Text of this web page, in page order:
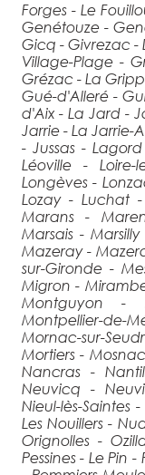
Forges - Le
Genétouze -
Gicq - Givrezac -
Village-Plage -
Grézac - La
Gué-d'Alleré -
d'Aix - La Jard -
Jarrie - La Jarrie-
- Jussas -
Léoville - Loire-
Longèves -
Lozay - Luchat
Marans -
Marsais -
Mazeray -
sur-Gironde -
Migron -
Montguyon -
Montpellier-
Mornac-sur-
Mortiers -
Nancras -
Neuvicq -
Nieul-lès-Saintes
Les Nouillers -
Orignolles -
Pessines - Le Pin